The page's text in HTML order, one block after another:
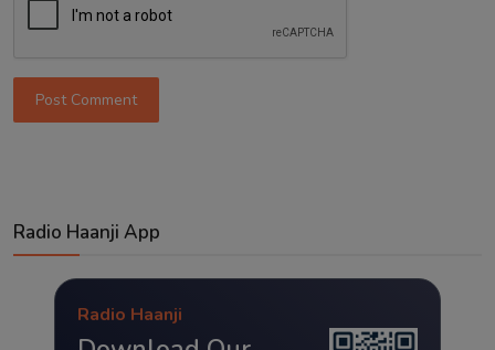
Post Comment
Radio Haanji App
Radio Haanji